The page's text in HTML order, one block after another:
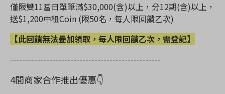
僅限雙11當日單筆滿$30,000(含)以上，分12期(含)以上，
送$1,200中租Coin (限50名，每人限回饋乙次)
【此回饋無法疊加領取，每人限回饋乙次，需登記】
--------------------------------------------------
4間商家合作推出優惠👇